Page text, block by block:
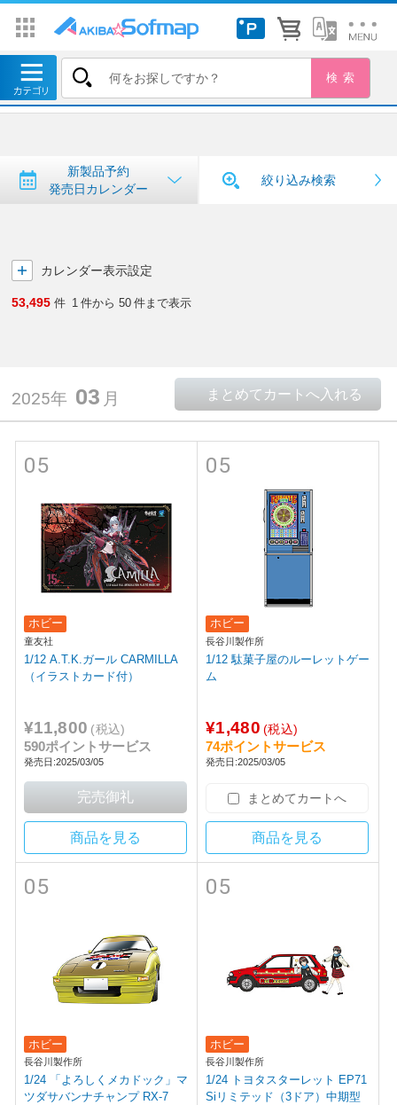
トップ ＞ 新製品予約・発売日カレンダー
新製品予約・発売日カレンダー
新製品予約
発売日カレンダー
絞り込み検索
カレンダー表示設定
53,495 件 1 件から 50 件まで表示
2025年 03 月
05
ホビー
童友社
1/12 A.T.K.ガール CARMILLA
（イラストカード付）
¥11,800 (税込)
590ポイントサービス
発売日:2025/03/05
商品を見る
05
ホビー
長谷川製作所
1/12 駄菓子屋のルーレットゲー
ム
¥1,480 (税込)
74ポイントサービス
発売日:2025/03/05
まとめてカートへ
商品を見る
05
ホビー
長谷川製作所
1/24 「よろしくメカドック」マ
ツダサバンナチャンプ RX-7
05
ホビー
長谷川製作所
1/24 トヨタスターレット EP71
Siリミテッド（3ドア）中期型